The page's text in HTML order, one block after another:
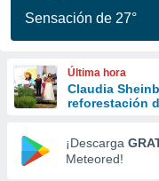
calidad.
a este
las
y
forma
digital
basada
Sensación de 27°
Última hora
Claudia
reforestación
¡Descarga
Meteored!